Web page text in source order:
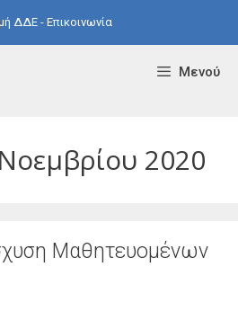
ΔΔΕ - Επικοινωνία
Μενού
2020
Μαθητευομένων